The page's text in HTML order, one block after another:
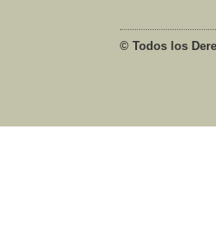
© Todos los